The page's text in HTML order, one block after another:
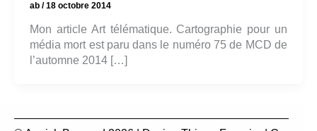
ab /18 octobre 2014
Mon article Art télématique. Cartographie pour un
média mort est paru dans le numéro 75 de MCD de
l’automne 2014 […]